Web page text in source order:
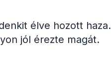
élve hozott haza.
jól érezte magát.